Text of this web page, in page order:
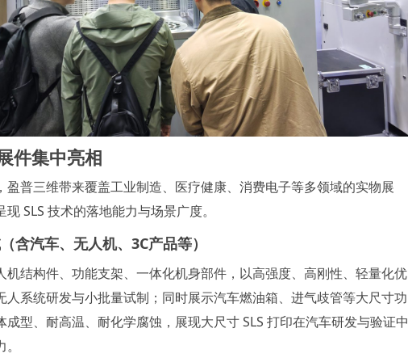
件集中亮相
盈普三维带来覆盖工业制造、医疗健康、消费电子等多领域的实物展
现 SLS 技术的落地能力与场景广度。
含汽车、无人机、3C产品等）
机结构件、功能支架、一体化机身部件，以高强度、高刚性、轻量化优
人系统研发与小批量试制；同时展示汽车燃油箱、进气歧管等大尺寸功
成型、耐高温、耐化学腐蚀，展现大尺寸 SLS 打印在汽车研发与验证中